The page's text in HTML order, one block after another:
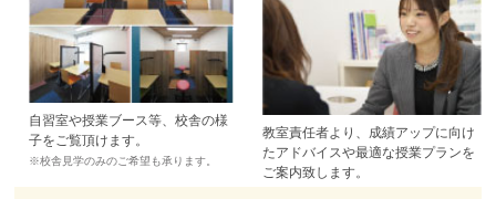
自習室や授業ブース等、校舎の様
子をご覧頂けます。
※校舎見学のみのご希望も承ります。
教室責任者より、成績アップに向け
たアドバイスや最適な授業プランを
ご案内致します。